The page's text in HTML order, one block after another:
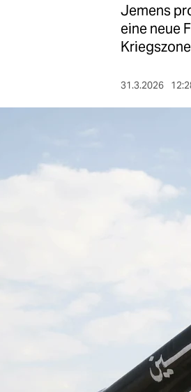
nord
verlag
Jemens
eine neue
31.3.2026